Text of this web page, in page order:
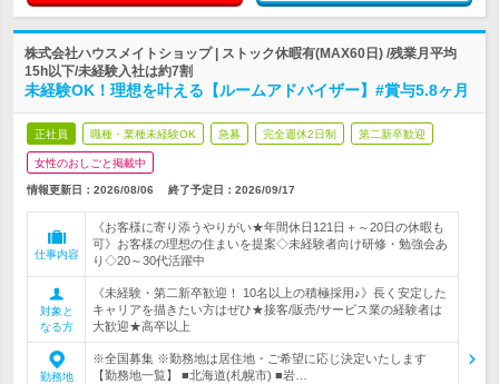
株式会社ハウスメイトショップ | ストック休暇有(MAX60日) /残業月平均
15h以下/未経験入社は約7割
未経験OK！理想を叶える【ルームアドバイザー】#賞与5.8ヶ月
正社員 職種・業種未経験OK 急募 完全週休2日制 第二新卒歓迎
女性のおしごと掲載中
情報更新日：2026/08/06 終了予定日： 2026/09/17
仕事内容
《お客様に寄り添うやりがい★年間休日121日＋～20日の休暇も
可》お客様の理想の住まいを提案◇未経験者向け研修・勉強会あ
り◇20～30代活躍中
対象と
なる方
《未経験・第二新卒歓迎！ 10名以上の積極採用♪》長く安定した
キャリアを描きたい方はぜひ★接客/販売/サービス業の経験者は
大歓迎★高卒以上
勤務地
※全国募集 ※勤務地は居住地・ご希望に応じ決定いたします
【勤務地一覧】 ■北海道(札幌市) ■岩…